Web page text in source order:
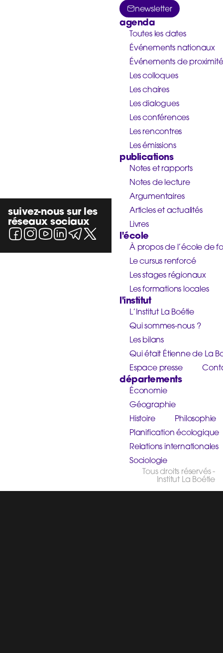
suivez-nous sur les
réseaux sociaux
newsletter
agenda
Toutes les dates
Événements nationaux
Événements de proximité
Les colloques
Les chaires
Les dialogues
Les conférences
Les rencontres
Les émissions
publications
Notes et rapports
Notes de lecture
Argumentaires
Articles et actualités
Livres
l'école
À propos de l’école de
Le cursus renforcé
Les stages régionaux
Les formations locales
l'institut
L’Institut La Boétie
Qui sommes-nous ?
Les bilans
Qui était Étienne de La
Espace presse
départements
Économie
Géographie
Histoire
Philosophie
Planification écologique
Relations internationales
Sociologie
Tous droits réservés -
Institut La Boétie